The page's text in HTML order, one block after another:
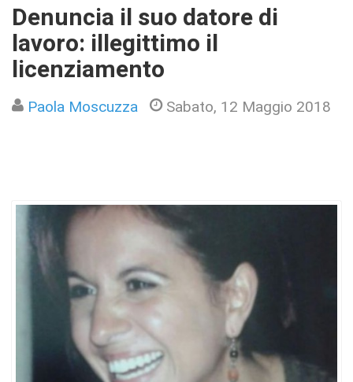
Denuncia il suo datore di
lavoro: illegittimo il
licenziamento
Paola Moscuzza Sabato, 12 Maggio 2018